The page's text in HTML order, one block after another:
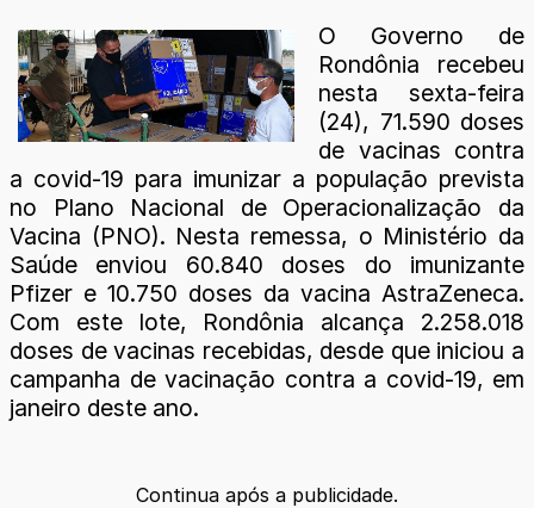
O Governo de
Rondônia recebeu
nesta sexta-feira
(24), 71.590 doses
de vacinas contra
a covid-19 para imunizar a população prevista
no Plano Nacional de Operacionalização da
Vacina (PNO). Nesta remessa, o Ministério da
Saúde enviou 60.840 doses do imunizante
Pfizer e 10.750 doses da vacina AstraZeneca.
Com este lote, Rondônia alcança 2.258.018
doses de vacinas recebidas, desde que iniciou a
campanha de vacinação contra a covid-19, em
janeiro deste ano.
Continua após a publicidade.